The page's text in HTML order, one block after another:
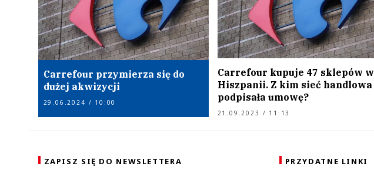
Carrefour przymierza się do
dużej akwizycji
29.06.2024 / 10:00
Carrefour kupuje 47 sklepów w
Hiszpanii. Z kim sieć handlowa
podpisała umowę?
21.09.2023 / 11:13
ZAPISZ SIĘ DO NEWSLETTERA PRZYDATNE LINKI